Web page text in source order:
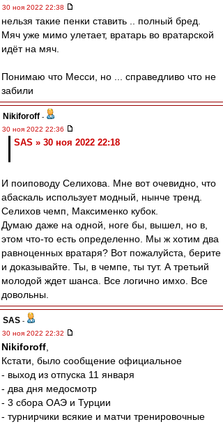
30 ноя 2022 22:38
нельзя такие пенки ставить .. полный бред.
Мяч уже мимо улетает, вратарь во вратарской
идёт на мяч.
Понимаю что Месси, но ... справедливо что не
забили
Nikiforoff -
30 ноя 2022 22:36
SAS » 30 ноя 2022 22:18
И поиповоду Селихова. Мне вот очевидно, что
абаскаль использует модный, нынче тренд.
Селихов чемп, Максименко кубок.
Думаю даже на одной, ноге бы, вышел, но в,
этом что-то есть определенно. Мы ж хотим два
равноценных вратаря? Вот пожалуйста, берите
и доказывайте. Ты, в чемпе, ты тут. А третьий
молодой ждет шанса. Все логично имхо. Все
довольны.
SAS -
30 ноя 2022 22:32
Nikiforoff
Кстати, было сообщение официальное
- выход из отпуска 11 января
- два дня медосмотр
- 3 сбора ОАЭ и Турции
- турнирчики всякие и матчи тренировочные